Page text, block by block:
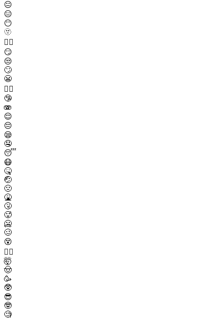
😐
😑
😶
🫥
😶‍🌫️
😏
😒
🙄
😬
😮‍💨
🤥
🫨
😌
😔
😪
🤤
😴
😷
🤒
🤕
🤢
🤮
🤧
🥵
🥶
🥴
😵
😵‍💫
🤯
🤠
🥳
🥸
😎
🤓
🧐